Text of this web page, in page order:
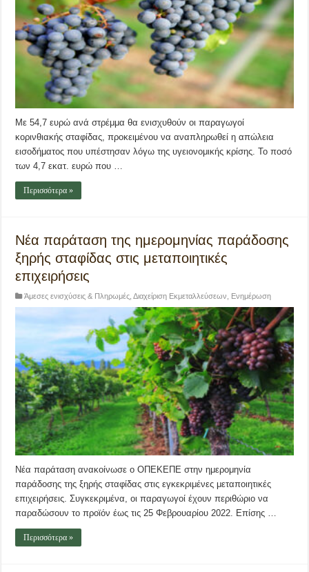
Με 54,7 ευρώ ανά στρέμμα θα ενισχυθούν οι παραγωγοί
κορινθιακής σταφίδας, προκειμένου να αναπληρωθεί η απώλεια
εισοδήματος που υπέστησαν λόγω της υγειονομικής κρίσης. Το ποσό
των 4,7 εκατ. ευρώ που …
Περισσότερα »
Νέα παράταση της ημερομηνίας παράδοσης
ξηρής σταφίδας στις μεταποιητικές
επιχειρήσεις
Άμεσες ενισχύσεις & Πληρωμές ,Διαχείριση Εκμεταλλεύσεων Ενημέρωση
Νέα παράταση ανακοίνωσε ο ΟΠΕΚΕΠΕ στην ημερομηνία
παράδοσης της ξηρής σταφίδας στις εγκεκριμένες μεταποιητικές
επιχειρήσεις. Συγκεκριμένα, οι παραγωγοί έχουν περιθώριο να
παραδώσουν το προϊόν έως τις 25 Φεβρουαρίου 2022. Επίσης …
Περισσότερα »